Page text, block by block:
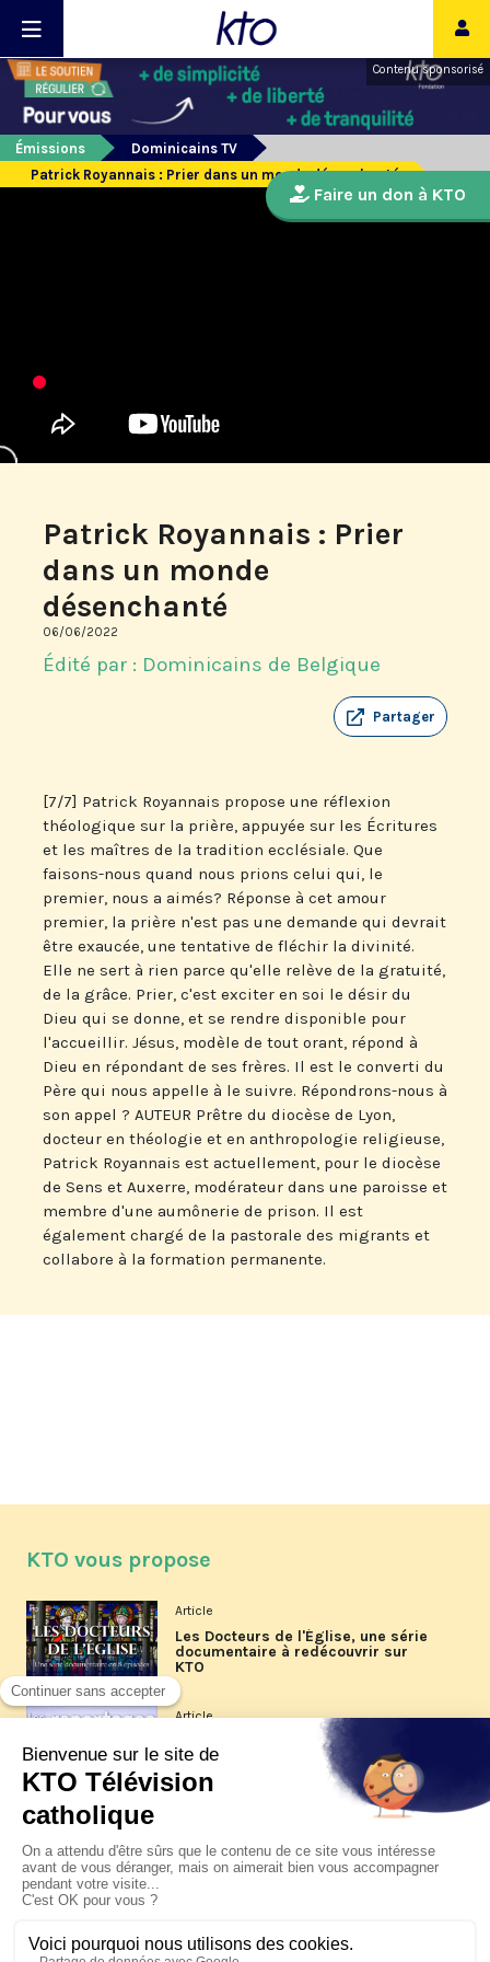
Contenu sponsorisé
Émissions
Dominicains TV
Patrick Royannais : Prier dans un monde désenchanté
Patrick Royannais : Prier
dans un monde
désenchanté
06/06/2022
Édité par : Dominicains de Belgique
Partager
[7/7] Patrick Royannais propose une réflexion
théologique sur la prière, appuyée sur les Écritures
et les maîtres de la tradition ecclésiale. Que
faisons-nous quand nous prions celui qui, le
premier, nous a aimés? Réponse à cet amour
premier, la prière n'est pas une demande qui devrait
être exaucée, une tentative de fléchir la divinité.
Elle ne sert à rien parce qu'elle relève de la gratuité,
de la grâce. Prier, c'est exciter en soi le désir du
Dieu qui se donne, et se rendre disponible pour
l'accueillir. Jésus, modèle de tout orant, répond à
Dieu en répondant de ses frères. Il est le converti du
Père qui nous appelle à le suivre. Répondrons-nous à
son appel ? AUTEUR Prêtre du diocèse de Lyon,
docteur en théologie et en anthropologie religieuse,
Patrick Royannais est actuellement, pour le diocèse
de Sens et Auxerre, modérateur dans une paroisse et
membre d'une aumônerie de prison. Il est
également chargé de la pastorale des migrants et
collabore à la formation permanente.
Faire un don à KTO
KTO vous propose
Article
Les Docteurs de l'Église, une série
documentaire à redécouvrir sur
KTO
Article
Les reportages d'été 2026 de KTO
La visite pastorale du pape Léon
XIV à Assise à suivre sur KTO le
jeudi 6 août
Le pape en Uruguay, Argentine et